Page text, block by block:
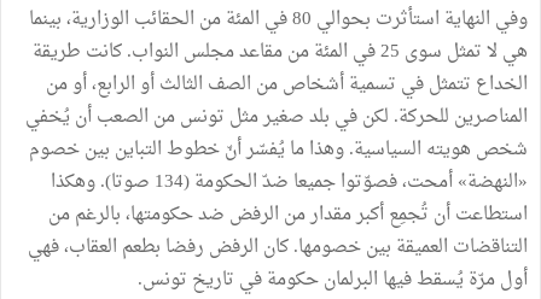
وفي النهاية استأثرت بحوالي 80 في المئة من الحقائب الوزارية، بينما
هي لا تمثل سوى 25 في المئة من مقاعد مجلس النواب. كانت طريقة
الخداع تتمثل في تسمية أشخاص من الصف الثالث أو الرابع، أو من
المناصرين للحركة. لكن في بلد صغير مثل تونس من الصعب أن يُخفي
شخص هويته السياسية. وهذا ما يُفسّر أنّ خطوط التباين بين خصوم
«النهضة» أمحت، فصوّتوا جميعا ضدّ الحكومة (134 صوتا). وهكذا
استطاعت أن تُجمِع أكبر مقدار من الرفض ضد حكومتها، بالرغم من
التناقضات العميقة بين خصومها. كان الرفض رفضا بطعم العقاب، فهي
أول مرّة يُسقط فيها البرلمان حكومة في تاريخ تونس.